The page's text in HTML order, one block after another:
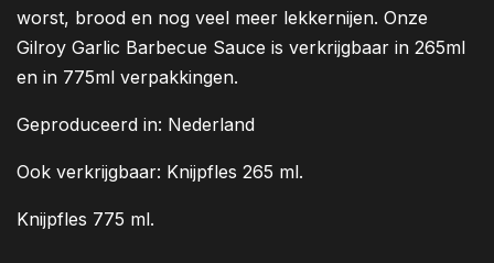
worst, brood en nog veel meer lekkernijen. Onze
Gilroy Garlic Barbecue Sauce is verkrijgbaar in 265ml
en in 775ml verpakkingen.
Geproduceerd in: Nederland
Ook verkrijgbaar: Knijpfles 265 ml.
Knijpfles 775 ml.